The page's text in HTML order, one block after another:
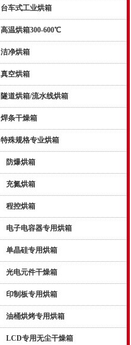
台车式工业烘箱
高温烘箱300-600℃
洁净烘箱
真空烘箱
隧道烘箱/流水线烘箱
焊条干燥箱
特殊规格专业烘箱
防爆烘箱
充氮烘箱
程控烘箱
电子电容器专用烘箱
单晶硅专用烘箱
光电元件干燥箱
印制板专用烘箱
油桶烘烤专用烘箱
LCD专用无尘干燥箱